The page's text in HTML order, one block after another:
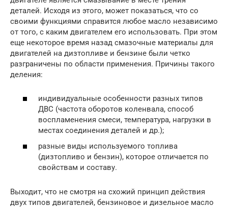
деталей. Исходя из этого, может показаться, что со
своими функциями справится любое масло независимо
от того, с каким двигателем его использовать. При этом
еще некоторое время назад смазочные материалы для
двигателей на дизтопливе и бензине были четко
разграничены по области применения. Причины такого
деления:
индивидуальные особенности разных типов
ДВС (частота оборотов коленвала, способ
воспламенения смеси, температура, нагрузки в
местах соединения деталей и др.);
разные виды используемого топлива
(дизтопливо и бензин), которое отличается по
свойствам и составу.
Выходит, что не смотря на схожий принцип действия
двух типов двигателей, бензиновое и дизельное масло